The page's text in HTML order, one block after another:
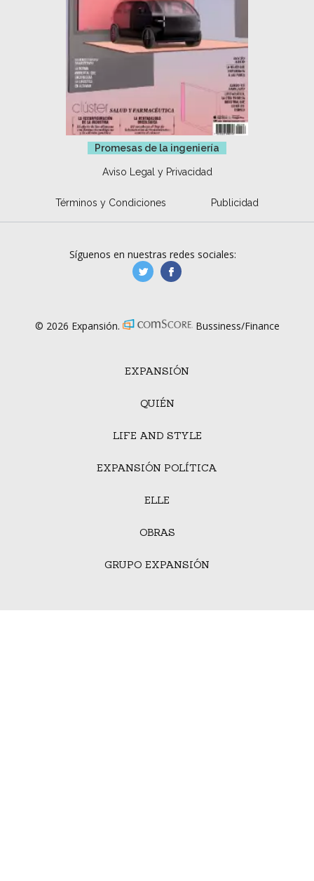
Promesas de la ingeniería
Aviso Legal y Privacidad
Términos y Condiciones Publicidad
EXPANSIÓN
QUIÉN
LIFE AND STYLE
EXPANSIÓN POLÍTICA
ELLE
OBRAS
GRUPO EXPANSIÓN
Síguenos en nuestras redes sociales:
manufacturaGE
© 2026 Expansión. Bussiness/Finance